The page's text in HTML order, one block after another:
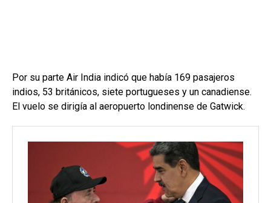
Por su parte Air India indicó que había 169 pasajeros
indios, 53 británicos, siete portugueses y un canadiense.
El vuelo se dirigía al aeropuerto londinense de Gatwick.